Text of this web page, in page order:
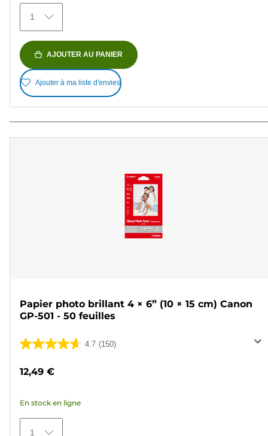
avis
1
AJOUTER AU PANIER
Ajouter à ma liste d'envies
Papier photo brillant 4 × 6” (10 × 15 cm) Canon
GP-501 - 50 feuilles
4.7 (150)
4.7
150
avis
12,49 €
En stock en ligne
1